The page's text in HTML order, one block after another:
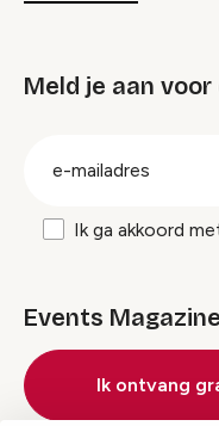
Meld je aan
Ik ga akkoord
Events Magazine
Ik ontvang